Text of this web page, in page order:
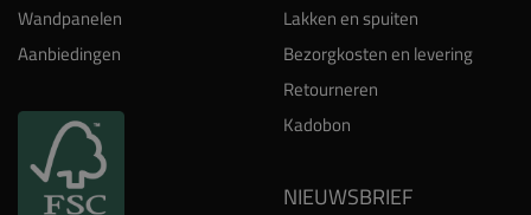
Wandpanelen
Aanbiedingen
Lakken en spuiten
Bezorgkosten en levering
Retourneren
Kadobon
NIEUWSBRIEF